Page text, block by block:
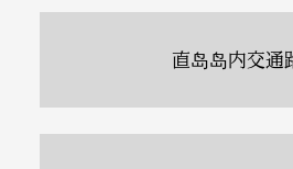
直岛岛内交通